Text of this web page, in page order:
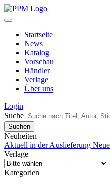
Startseite
News
Katalog
Vorschau
Händler
Verlage
Über uns
Login
Suche
Neuheiten
Aktuell in der Auslieferung
Verlage
Kategorien